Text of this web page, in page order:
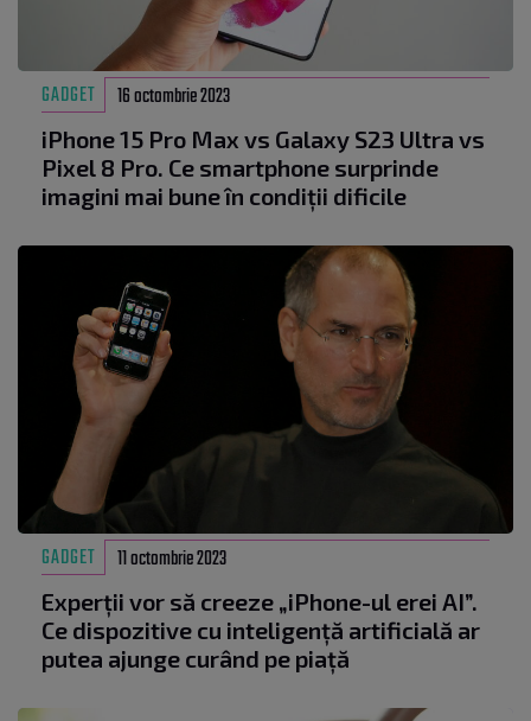
GADGET 16 octombrie 2023
iPhone 15 Pro Max vs Galaxy S23 Ultra vs
Pixel 8 Pro. Ce smartphone surprinde
imagini mai bune în condiții dificile
GADGET 11 octombrie 2023
Experții vor să creeze „iPhone-ul erei AI”.
Ce dispozitive cu inteligență artificială ar
putea ajunge curând pe piață